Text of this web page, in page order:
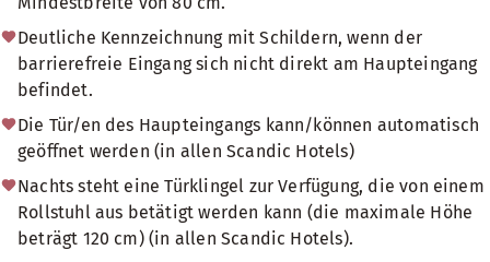
Deutliche Kennzeichnung mit Schildern, wenn der
barrierefreie Eingang sich nicht direkt am Haupteingang
befindet.
Die Tür/en des Haupteingangs kann/können automatisch
geöffnet werden (in allen Scandic Hotels)
Nachts steht eine Türklingel zur Verfügung, die von einem
Rollstuhl aus betätigt werden kann (die maximale Höhe
beträgt 120 cm) (in allen Scandic Hotels).